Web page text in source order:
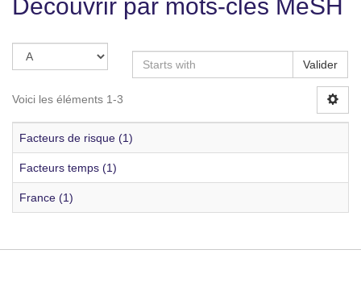
Découvrir par mots-clés MeSH
Valider
Voici les éléments 1-3
Facteurs de risque (1)
Facteurs temps (1)
France (1)